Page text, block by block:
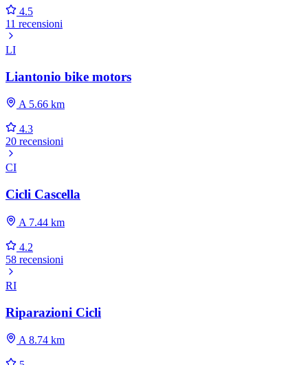
4.5
11 recensioni
LI
Liantonio bike motors
A 5.66 km
4.3
20 recensioni
CI
Cicli Cascella
A 7.44 km
4.2
58 recensioni
RI
Riparazioni Cicli
A 8.74 km